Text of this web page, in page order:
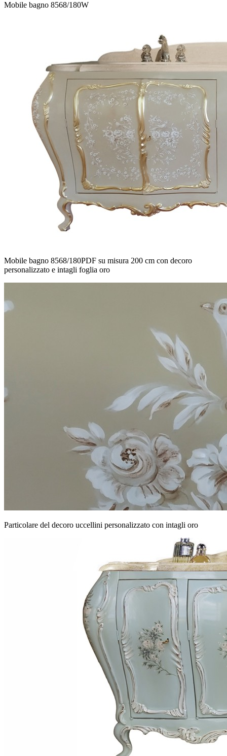
Mobile bagno 8568/180W
Mobile bagno 8568/180PDF su misura 200 cm con decoro
personalizzato e intagli foglia oro
Particolare del decoro uccellini personalizzato con intagli oro